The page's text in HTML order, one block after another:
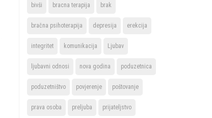
bivši bracna terapija brak
bračna psihoterapija depresija erekcija
integritet komunikacija Ljubav
ljubavni odnosi nova godina poduzetnica
poduzetništvo povjerenje poštovanje
prava osoba preljuba prijateljstvo